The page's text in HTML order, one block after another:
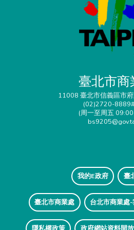
臺北市商
11008 臺北市信義區市
(02)2720-
(周一至周五
我的E政府 臺
臺北市商業處 台北市商業處